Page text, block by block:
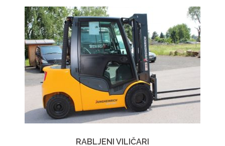
RABLJENI VILIČARI